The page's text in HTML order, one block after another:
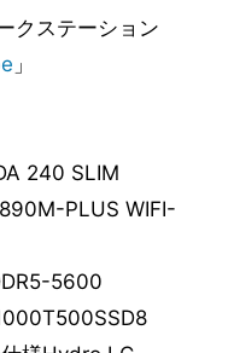
クステーション
」
240 SLIM
PLUS WIFI-
5600